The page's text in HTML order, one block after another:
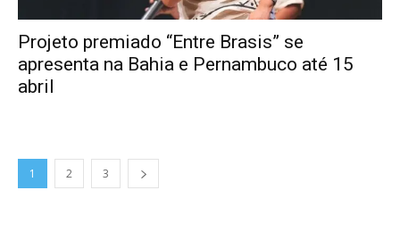
Projeto premiado “Entre Brasis” se
apresenta na Bahia e Pernambuco até 15
abril
1 2 3